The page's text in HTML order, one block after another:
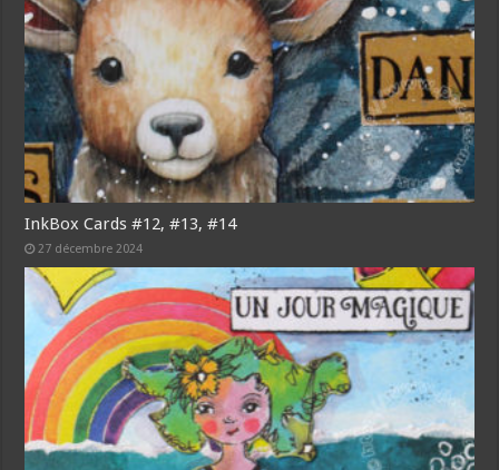
InkBox Cards #12, #13, #14
27 décembre 2024